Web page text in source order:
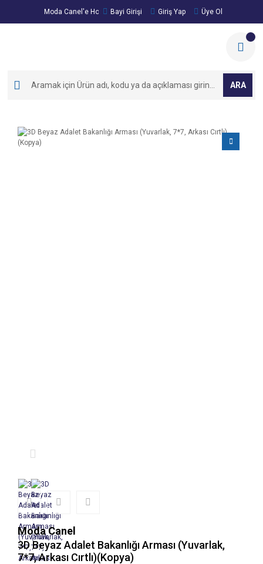
Moda Canel'e Hoşgeldiniz!
Bayi Girişi Giriş Yap Üye Ol
ARA
Moda Canel
3D Beyaz Adalet Bakanlığı Arması (Yuvarlak,
7*7, Arkası Cırtlı)(Kopya)